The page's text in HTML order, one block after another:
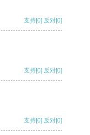
支持[0] 反对[0]
支持[0] 反对[0]
支持[0] 反对[0]